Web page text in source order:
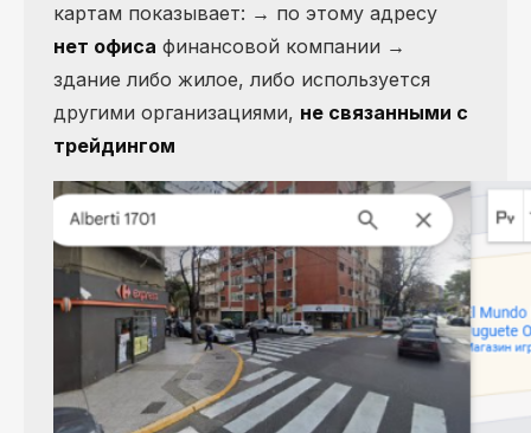
картам показывает: → по этому адресу
нет офиса финансовой компании →
здание либо жилое, либо используется
другими организациями, не связанными с
трейдингом